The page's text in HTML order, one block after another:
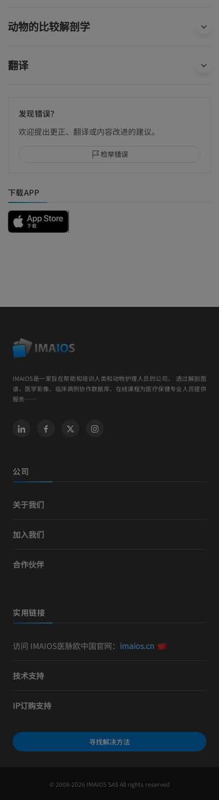
动物的比较解剖学
翻译
发现错误？
欢迎提出更正、翻译或内容改进的建议。
检举错误
下载APP
IMAIOS是一家旨在帮助和培训人类和动物护理人员的公司。 透过解剖图
谱、医学影像、临床病例协作数据库、在线课程为医疗保健专业人员提供
服务……
公司
关于我们
加入我们
合作伙伴
实用链接
访问 IMAIOS医脉欧中国官网： imaios.cn
技术支持
IP订购支持
寻找解决方法
© 2008-2026 IMAIOS SAS All rights reserved